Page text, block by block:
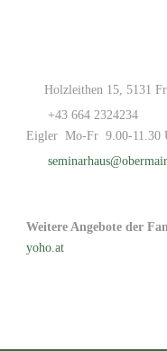
Holzleithen 15, 5131
+43
Eigler Mo-Fr 9.00-11.30
Weitere Angebote der
yoho.at